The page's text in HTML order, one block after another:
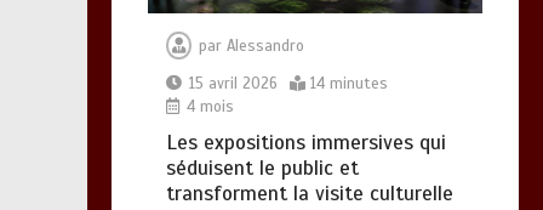
pourquoi cette visite
séduit les amateurs
d’art contemporain
par Alessandro
15 avril 2026
14 minutes
4 mois
Les expositions immersives qui
séduisent le public et
transforment la visite culturelle